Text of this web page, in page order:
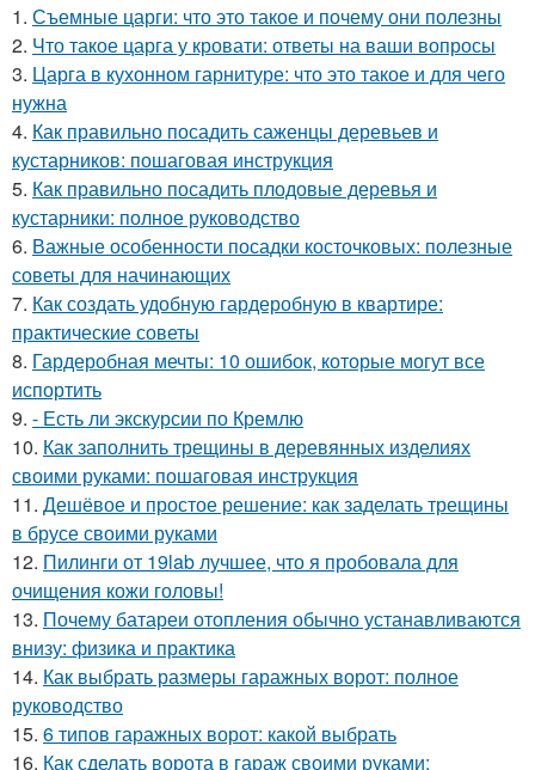
1. Съемные царги: что это такое и почему они полезны
2. Что такое царга у кровати: ответы на ваши вопросы
3. Царга в кухонном гарнитуре: что это такое и для чего
нужна
4. Как правильно посадить саженцы деревьев и
кустарников: пошаговая инструкция
5. Как правильно посадить плодовые деревья и
кустарники: полное руководство
6. Важные особенности посадки косточковых: полезные
советы для начинающих
7. Как создать удобную гардеробную в квартире:
практические советы
8. Гардеробная мечты: 10 ошибок, которые могут все
испортить
9. - Есть ли экскурсии по Кремлю
10. Как заполнить трещины в деревянных изделиях
своими руками: пошаговая инструкция
11. Дешёвое и простое решение: как заделать трещины
в брусе своими руками
12. Пилинги от 19lab лучшее, что я пробовала для
очищения кожи головы!
13. Почему батареи отопления обычно устанавливаются
внизу: физика и практика
14. Как выбрать размеры гаражных ворот: полное
руководство
15. 6 типов гаражных ворот: какой выбрать
16. Как сделать ворота в гараж своими руками: